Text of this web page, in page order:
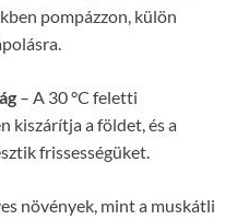
pompázzon, külön
– A 30 °C feletti
kiszárítja a földet, és a
frissességüket.
növények, mint a muskátli